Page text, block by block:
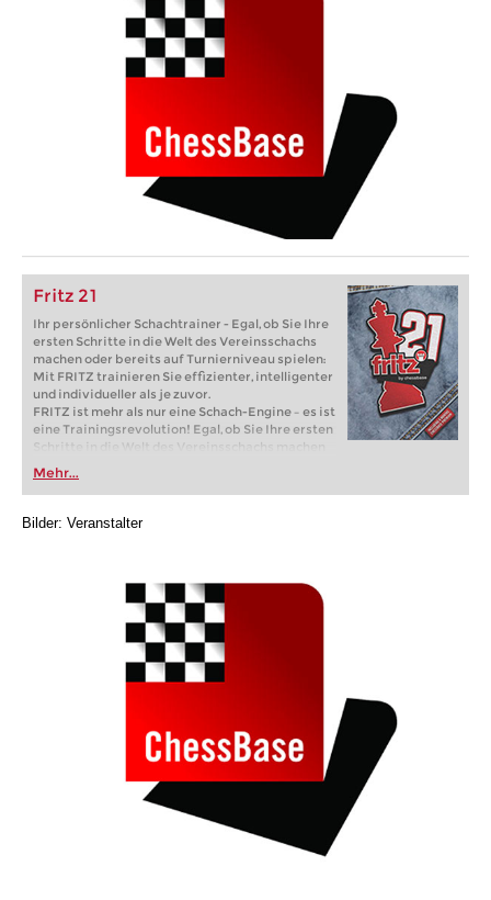
Fritz 21
Ihr persönlicher Schachtrainer - Egal, ob Sie Ihre
ersten Schritte in die Welt des Vereinsschachs
machen oder bereits auf Turnierniveau spielen:
Mit FRITZ trainieren Sie effizienter, intelligenter
und individueller als je zuvor.
FRITZ ist mehr als nur eine Schach-Engine – es ist
eine Trainingsrevolution! Egal, ob Sie Ihre ersten
Schritte in die Welt des Vereinsschachs machen
oder bereits auf Turnierniveau spielen: Mit
FRITZ trainieren Sie effizienter, intelligenter und
individueller als je zuvor.
Mehr...
Bilder: Veranstalter